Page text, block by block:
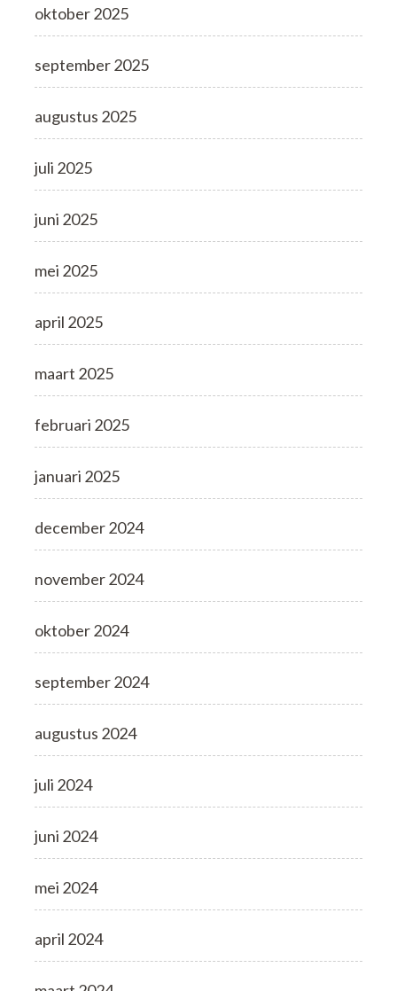
oktober 2025
september 2025
augustus 2025
juli 2025
juni 2025
mei 2025
april 2025
maart 2025
februari 2025
januari 2025
december 2024
november 2024
oktober 2024
september 2024
augustus 2024
juli 2024
juni 2024
mei 2024
april 2024